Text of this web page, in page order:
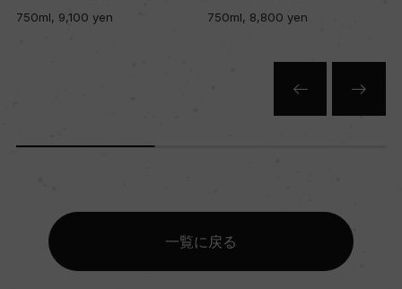
750ml, 9,100 yen
750ml, 8,800 yen
一覧に戻る